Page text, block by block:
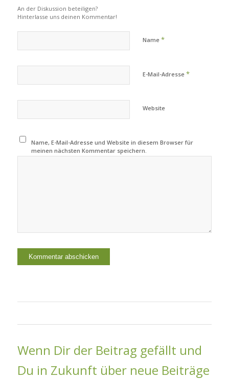
An der Diskussion beteiligen?
Hinterlasse uns deinen Kommentar!
Name *
E-Mail-Adresse *
Website
Name, E-Mail-Adresse und Website in diesem Browser für
meinen nächsten Kommentar speichern.
Wenn Dir der Beitrag gefällt und
Du in Zukunft über neue Beiträge